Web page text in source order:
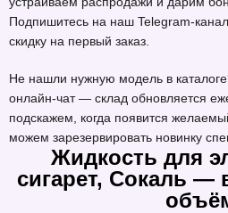
Подпишитесь на наш Telegram-
скидку на первый заказ.
Не нашли нужную модель в
онлайн-чат — склад обновляется
подскажем, когда появится
можем зарезервировать новинку
Жидкость для
сигарет, Сокаль —